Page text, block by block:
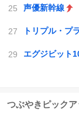
声優新幹線
トリプル・プ
エグジビット
つぶやきピック